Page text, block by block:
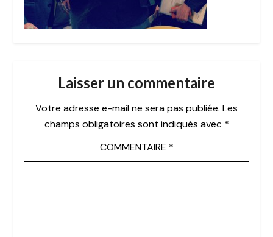
Laisser un commentaire
Votre adresse e-mail ne sera pas publiée. Les
champs obligatoires sont indiqués avec *
COMMENTAIRE *